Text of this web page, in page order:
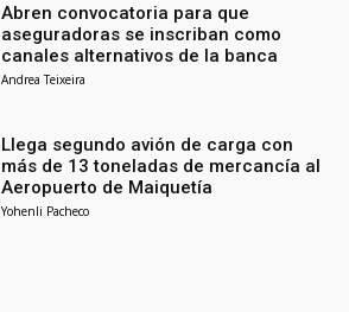
Abren convocatoria para que
aseguradoras se inscriban como
canales alternativos de la banca
Andrea Teixeira
Llega segundo avión de carga con
más de 13 toneladas de mercancía al
Aeropuerto de Maiquetía
Yohenli Pacheco